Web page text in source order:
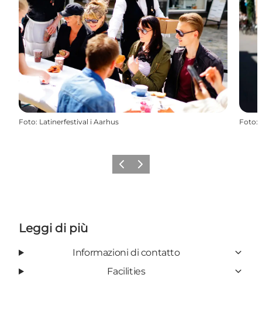
Foto: Latinerfestival i Aarhus Foto:
Precedente
Avanti
Leggi di più
Informazioni di contatto
Facilities